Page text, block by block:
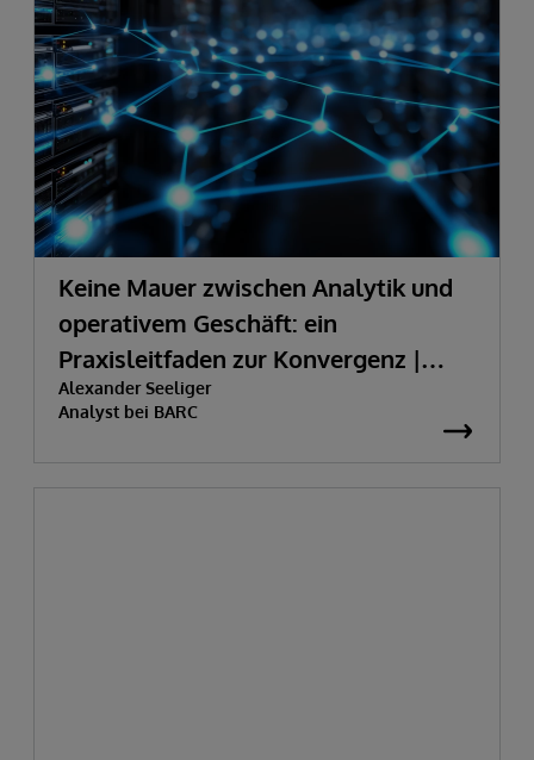
Keine Mauer zwischen Analytik und
operativem Geschäft: ein
Praxisleitfaden zur Konvergenz |
BARC | InterSystems
Alexander Seeliger
Analyst bei BARC